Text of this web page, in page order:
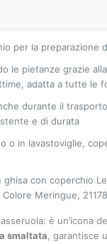
per la preparazione
le pietanze grazie
adatta a tutte le
durante il
e di durata
o in lavastoviglie,
con coperchio
Meringue,
è un’icona
smaltata ,